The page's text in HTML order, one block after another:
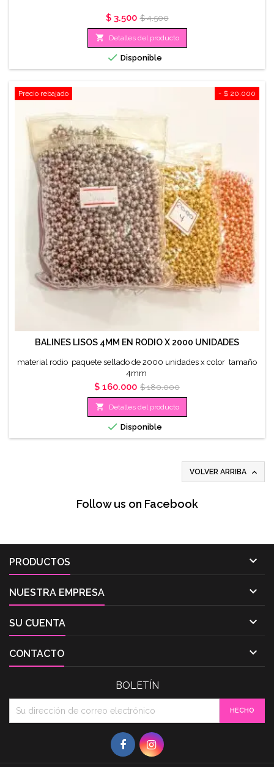
Precio
$ 3.500 Precio
base
$ 4.500
 Detalles del producto
 Disponible
- $ 20.000
Precio rebajado
BALINES LISOS 4MM EN RODIO X 2000 UNIDADES
material rodio paquete sellado de 2000 unidades x color tamaño
4mm
Precio
$ 160.000 Precio
base
$ 180.000
 Detalles del producto
 Disponible
VOLVER ARRIBA 
Follow us on Facebook
PRODUCTOS 
NUESTRA EMPRESA 
SU CUENTA 
CONTACTO 
BOLETÍN